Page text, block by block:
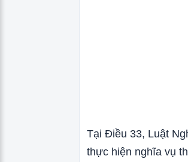
Tại Điều 33, Luật
thực hiện nghĩa vụ